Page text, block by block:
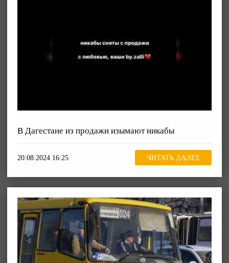
В Дагестане из продажи изымают никабы
20.08.2024 16:25 ЧИТАТЬ ДАЛЕЕ